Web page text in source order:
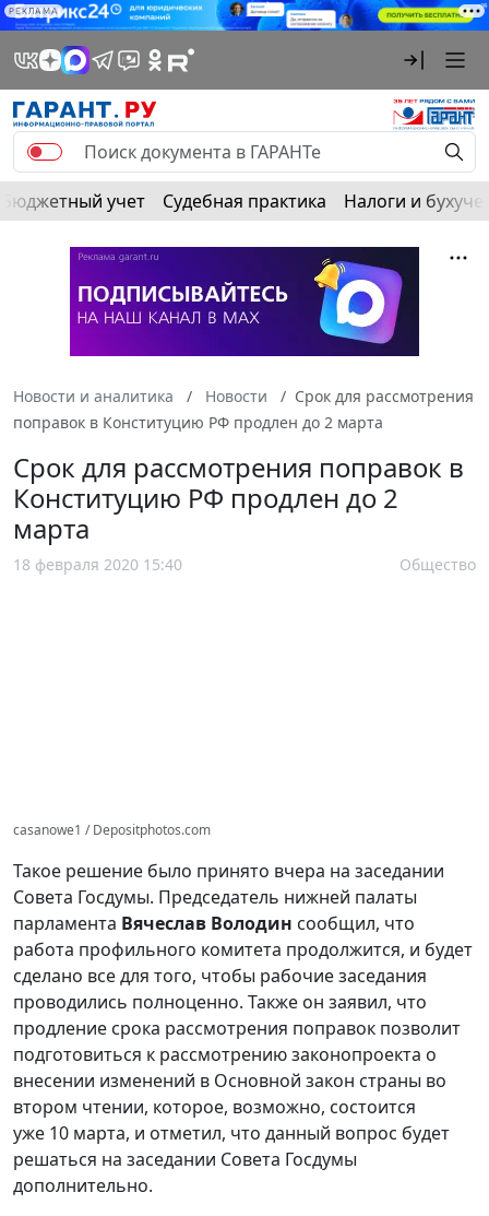
РЕКЛАМА
Бюджетный учет Судебная практика Налоги и
Новости и аналитика Новости
Срок для рассмотрения
поправок в Конституцию РФ продлен до 2 марта
Срок для рассмотрения поправок в
Конституцию РФ продлен до 2
марта
18 февраля 2020 15:40 Общество
casanowe1 / Depositphotos.com
Такое решение было принято вчера на заседании
Совета Госдумы. Председатель нижней палаты
парламента Вячеслав Володин сообщил, что
работа профильного комитета продолжится, и будет
сделано все для того, чтобы рабочие заседания
проводились полноценно. Также он заявил, что
продление срока рассмотрения поправок позволит
подготовиться к рассмотрению законопроекта о
внесении изменений в Основной закон страны во
втором чтении, которое, возможно, состоится
уже 10 марта, и отметил, что данный вопрос будет
решаться на заседании Совета Госдумы
дополнительно.